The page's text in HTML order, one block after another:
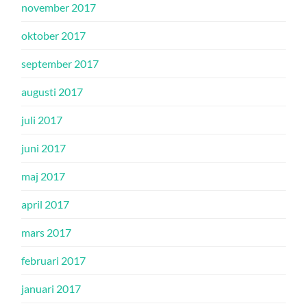
november 2017
oktober 2017
september 2017
augusti 2017
juli 2017
juni 2017
maj 2017
april 2017
mars 2017
februari 2017
januari 2017